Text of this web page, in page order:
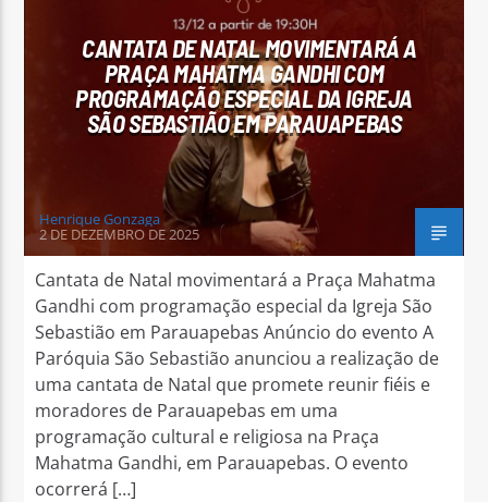
Arara Azul FM
CANTATA DE NATAL MOVIMENTARÁ A
PRAÇA MAHATMA GANDHI COM
PROGRAMAÇÃO ESPECIAL DA IGREJA
SÃO SEBASTIÃO EM PARAUAPEBAS
Henrique Gonzaga
2 DE DEZEMBRO DE 2025
Cantata de Natal movimentará a Praça Mahatma
Gandhi com programação especial da Igreja São
Sebastião em Parauapebas Anúncio do evento A
Paróquia São Sebastião anunciou a realização de
uma cantata de Natal que promete reunir fiéis e
moradores de Parauapebas em uma
programação cultural e religiosa na Praça
Mahatma Gandhi, em Parauapebas. O evento
ocorrerá […]